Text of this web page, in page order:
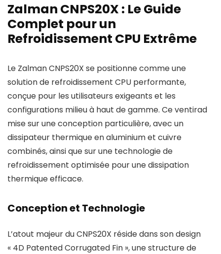
Zalman CNPS20X : Le Guide
Complet pour un
Refroidissement CPU Extrême
Le Zalman CNPS20X se positionne comme une
solution de refroidissement CPU performante,
conçue pour les utilisateurs exigeants et les
configurations milieu à haut de gamme. Ce ventirad
mise sur une conception particulière, avec un
dissipateur thermique en aluminium et cuivre
combinés, ainsi que sur une technologie de
refroidissement optimisée pour une dissipation
thermique efficace.
Conception et Technologie
L’atout majeur du CNPS20X réside dans son design
« 4D Patented Corrugated Fin », une structure de